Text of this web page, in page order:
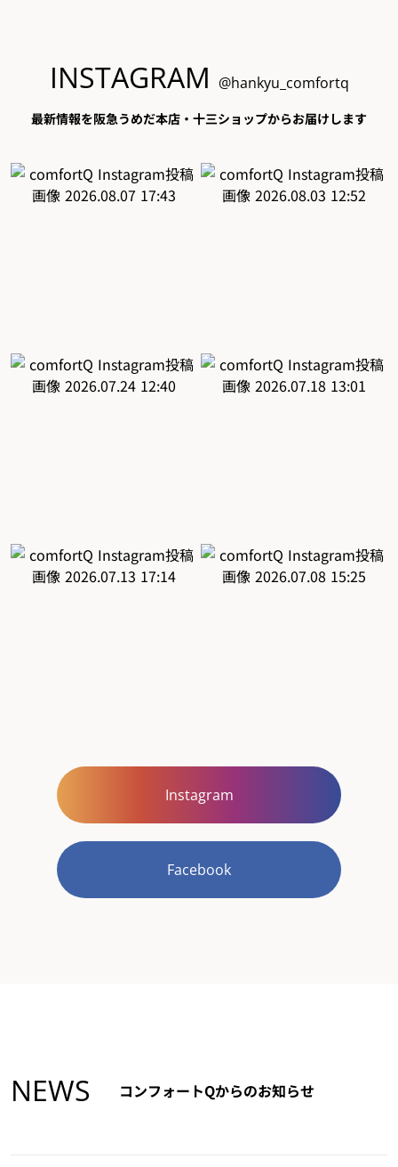
INSTAGRAM @hankyu_comfortq
最新情報を阪急うめだ本店・十三ショップからお届けします
Instagram
Facebook
NEWS コンフォートQからのお知らせ